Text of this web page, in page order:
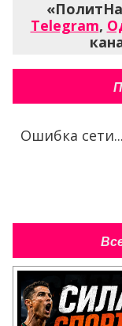
Telegram,
Ошибка сети...